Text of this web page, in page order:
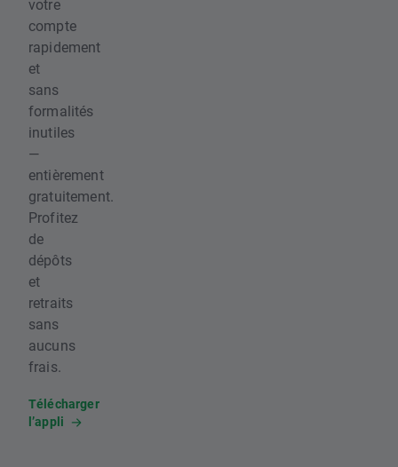
votre
compte
rapidement
et
sans
formalités
inutiles
—
entièrement
gratuitement.
Profitez
de
dépôts
et
retraits
sans
aucuns
frais.
Télécharger
l’appli